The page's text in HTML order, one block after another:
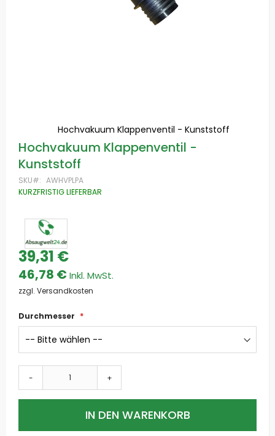
Hochvakuum Klappenventil - Kunststoff
Zum
Anfang
der
springen
Hochvakuum Klappenventil -
Kunststoff
SKU
AWHVPLPA
KURZFRISTIG LIEFERBAR
46,78 €
39,31 €
zzgl. Versandkosten
Durchmesser
- +
IN DEN WARENKORB